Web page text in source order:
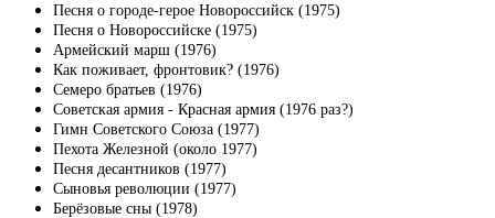
Песня о городе-герое Новороссийск (1975)
Песня о Новороссийске (1975)
Армейский марш (1976)
Как поживает, фронтовик? (1976)
Семеро братьев (1976)
Советская армия - Красная армия (1976 раз?)
Гимн Советского Союза (1977)
Пехота Железной (около 1977)
Песня десантников (1977)
Сыновья революции (1977)
Берёзовые сны (1978)